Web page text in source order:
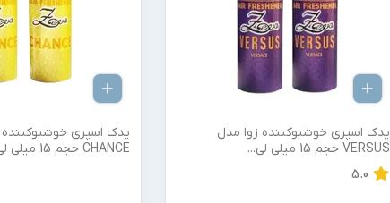
یدک اسپری خوشبوکننده زوا مدل
VERSUS حجم 15 میلی لی
...
5.0
یدک اسپری
CHANCE حجم 15 میلی لی